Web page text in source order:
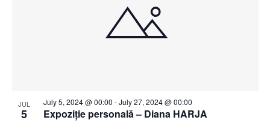
JUL
5 Expoziție personală – Diana HARJA
July 5, 2024 @ 00:00 -July 27, 2024 @ 00:00